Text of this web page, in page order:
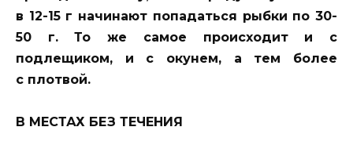
в 12-15 г начинают попадаться рыбки по 30-
50 г. То же самое происходит и с
подлещиком, и с окунем, а тем более
с плотвой.
В МЕСТАХ БЕЗ ТЕЧЕНИЯ